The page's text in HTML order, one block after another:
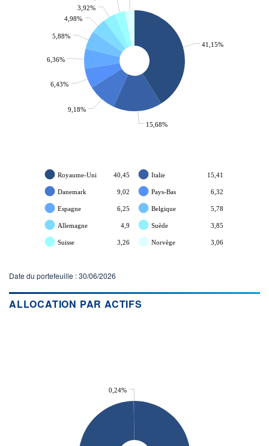
+ PORTEFEUILLE
41,15%
15,68%
9,18%
6,43%
6,36%
5,88%
4,98%
3,92%
Royaume-Uni 40,45 Italie 15,41
Danemark 9,02 Pays-Bas 6,32
Espagne 6,25 Belgique 5,78
Allemagne 4,9 Suède 3,85
Suisse 3,26 Norvège 3,06
Date du portefeuille : 30/06/2026
ALLOCATION PAR ACTIFS
0,24%